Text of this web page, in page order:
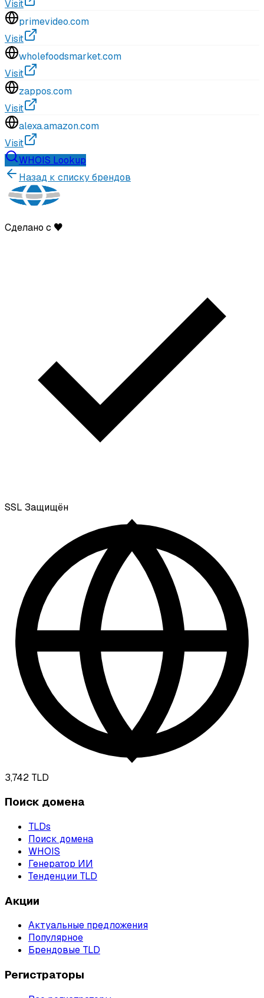
Visit
primevideo.com
Visit
wholefoodsmarket.com
Visit
zappos.com
Visit
alexa.amazon.com
Visit
WHOIS Lookup
Назад к списку брендов
Сделано с ♥
SSL Защищён
3,742 TLD
Поиск домена
TLDs
Поиск домена
WHOIS
Генератор ИИ
Тенденции TLD
Акции
Актуальные предложения
Популярное
Брендовые TLD
Регистраторы